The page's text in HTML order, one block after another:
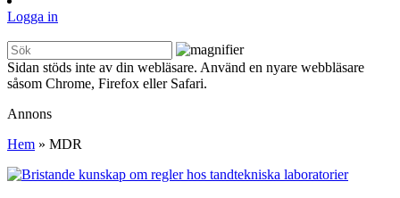
Logga in
Sidan stöds inte av din webläsare. Använd en nyare webbläsare
såsom Chrome, Firefox eller Safari.
Annons
Hem » MDR